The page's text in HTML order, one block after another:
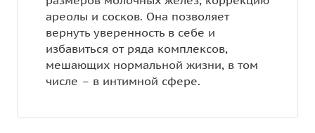
ареолы и сосков. Она позволяет
вернуть уверенность в себе и
избавиться от ряда комплексов,
мешающих нормальной жизни, в том
числе – в интимной сфере.